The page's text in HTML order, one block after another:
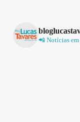
📲 Notícias